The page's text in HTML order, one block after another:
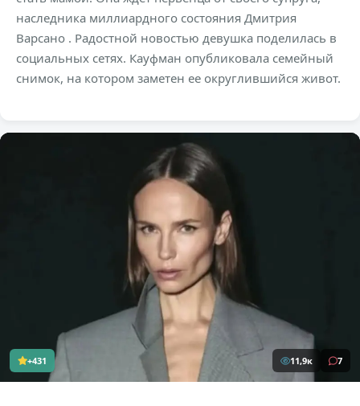
наследника миллиардного состояния Дмитрия
Варсано . Радостной новостью девушка поделилась в
социальных сетях. Кауфман опубликовала семейный
снимок, на котором заметен ее округлившийся живот.
+431 11,9к 7